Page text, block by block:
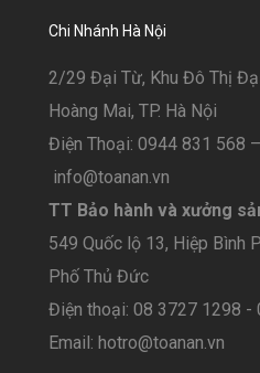
Chi Nhánh Hà Nội
2/29 Đại Từ, Khu Đô Thị
Hoàng Mai, TP. Hà Nội
Điện Thoại: 0944 831 568
info@toanan.vn
TT Bảo hành và xưởng
549 Quốc lộ 13, Hiệp Bình
Phố Thủ Đức
Điện thoại: 08 3727 1298 -
Email: hotro@toanan.vn